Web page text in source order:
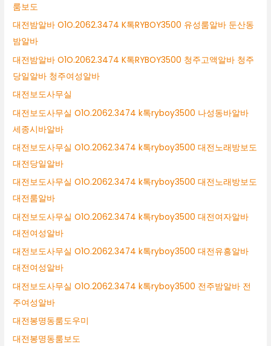
룸보도
대전밤알바 O1O.2062.3474 K톡RYBOY3500 유성룸알바 둔산동
밤알바
대전밤알바 O1O.2062.3474 K톡RYBOY3500 청주고액알바 청주
당일알바 청주여성알바
대전보도사무실
대전보도사무실 O1O.2062.3474 k톡ryboy3500 나성동바알바
세종시바알바
대전보도사무실 O1O.2062.3474 k톡ryboy3500 대전노래방보도
대전당일알바
대전보도사무실 O1O.2062.3474 k톡ryboy3500 대전노래방보도
대전룸알바
대전보도사무실 O1O.2062.3474 k톡ryboy3500 대전여자알바
대전여성알바
대전보도사무실 O1O.2062.3474 k톡ryboy3500 대전유흥알바
대전여성알바
대전보도사무실 O1O.2062.3474 k톡ryboy3500 전주밤알바 전
주여성알바
대전봉명동룸도우미
대전봉명동룸보도